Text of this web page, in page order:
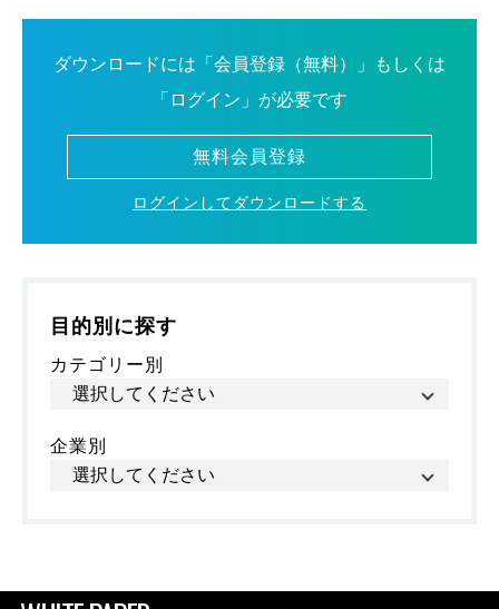
ダウンロードには「会員登録（無料）」もしくは
「ログイン」が必要です
無料会員登録
ログインしてダウンロードする
目的別に探す
カテゴリー別
企業別